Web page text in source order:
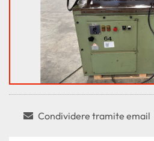
Condividere tramite email